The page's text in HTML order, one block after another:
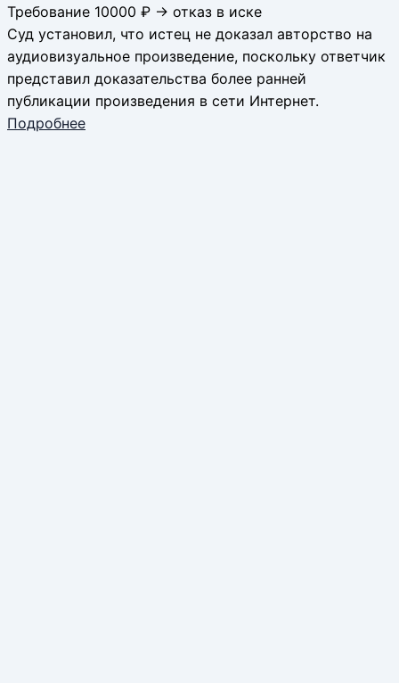
Требование 10000 ₽ → отказ в иске
Суд установил, что истец не доказал авторство на
аудиовизуальное произведение, поскольку ответчик
представил доказательства более ранней
публикации произведения в сети Интернет.
Подробнее